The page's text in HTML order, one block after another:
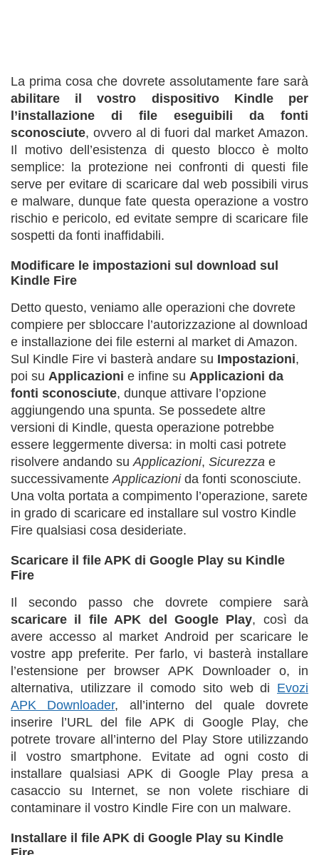
La prima cosa che dovrete assolutamente fare sarà
abilitare il vostro dispositivo Kindle per
l’installazione di file eseguibili da fonti
sconosciute, ovvero al di fuori dal market Amazon.
Il motivo dell’esistenza di questo blocco è molto
semplice: la protezione nei confronti di questi file
serve per evitare di scaricare dal web possibili virus
e malware, dunque fate questa operazione a vostro
rischio e pericolo, ed evitate sempre di scaricare file
sospetti da fonti inaffidabili.
Modificare le impostazioni sul download sul
Kindle Fire
Detto questo, veniamo alle operazioni che dovrete
compiere per sbloccare l’autorizzazione al download
e installazione dei file esterni al market di Amazon.
Sul Kindle Fire vi basterà andare su Impostazioni,
poi su Applicazioni e infine su Applicazioni da
fonti sconosciute, dunque attivare l’opzione
aggiungendo una spunta. Se possedete altre
versioni di Kindle, questa operazione potrebbe
essere leggermente diversa: in molti casi potrete
risolvere andando suApplicazioni, Sicurezza e
successivamenteApplicazionida fonti sconosciute.
Una volta portata a compimento l’operazione, sarete
in grado di scaricare ed installare sul vostro Kindle
Fire qualsiasi cosa desideriate.
Scaricare il file APK di Google Play su Kindle
Fire
Il secondo passo che dovrete compiere sarà
scaricare il file APK del Google Play, così da
avere accesso al market Android per scaricare le
vostre app preferite. Per farlo, vi basterà installare
l’estensione per browser APK Downloader o, in
alternativa, utilizzare il comodo sito web di Evozi
APK Downloader, all’interno del quale dovrete
inserire l’URL del file APK di Google Play, che
potrete trovare all’interno del Play Store utilizzando
il vostro smartphone. Evitate ad ogni costo di
installare qualsiasi APK di Google Play presa a
casaccio su Internet, se non volete rischiare di
contaminare il vostro Kindle Fire con un malware.
Installare il file APK di Google Play su Kindle